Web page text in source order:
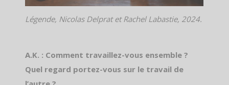
Légende, Nicolas Delprat et Rachel Labastie, 2024.
A.K. : Comment travaillez-vous ensemble ?
Quel regard portez-vous sur le travail de